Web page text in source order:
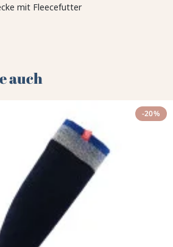
mit Fleecefutter
auch 🌻
-20%